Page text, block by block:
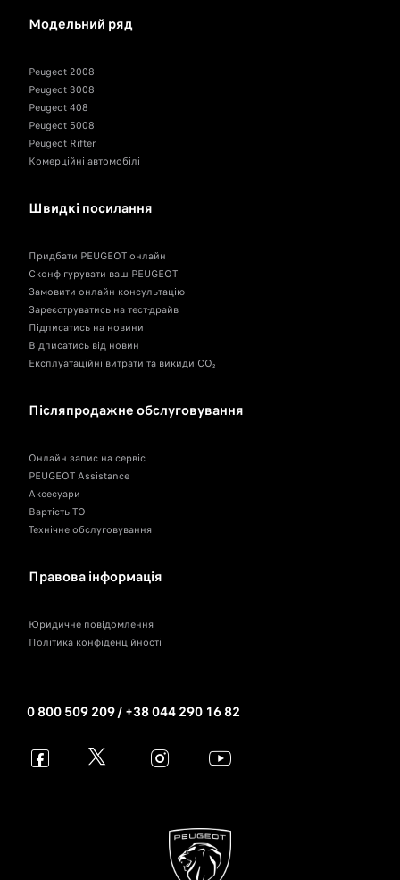
Модельний ряд
Peugeot 2008
Peugeot 3008
Peugeot 408
Peugeot 5008
Peugeot Rifter
Комерційні автомобілі
Швидкі посилання
Придбати PEUGEOT онлайн
Сконфігурувати ваш PEUGEOT
Замовити онлайн консультацію
Зареєструватись на тест-драйв
Підписатись на новини
Відписатись від новин
Експлуатаційні витрати та викиди CO₂
Післяпродажне обслуговування
Онлайн запис на сервіс
PEUGEOT Assistance
Аксесуари
Вартість ТО
Технічне обслуговування
Правова інформація
Юридичне повідомлення
Політика конфіденційності
0 800 509 209 / +38 044 290 16 82